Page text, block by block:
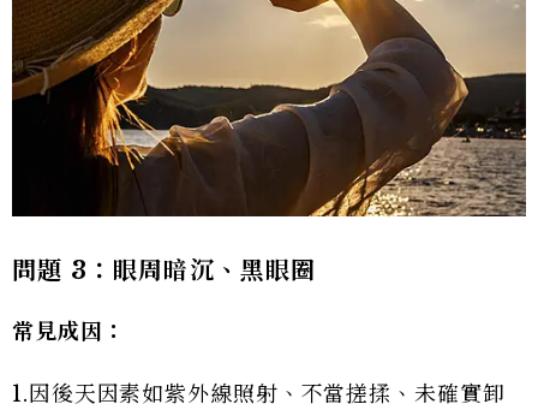
問題 3：眼周暗沉、黑眼圈
常見成因：
1.因後天因素如紫外線照射、不當搓揉、未確實卸